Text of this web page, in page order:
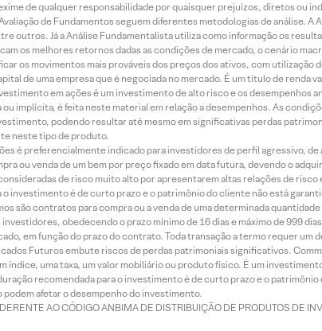
de qualquer responsabilidade por quaisquer prejuízos, diretos ou
Avaliação de Fundamentos seguem diferentes metodologias de
outros. Já a Análise Fundamentalista utiliza como informação os
os melhores retornos dadas as condições de mercado, o cenário
os movimentos mais prováveis dos preços dos ativos, com utilização
de uma empresa que é negociada no mercado. É um título de
em ações é um investimento de alto risco e os
ou implícita, é feita neste material em relação a desempenhos. As
podendo resultar até mesmo em significativas perdas
neste tipo de produto.
é preferencialmente indicado para investidores de perfil agressivo,
ou venda de um bem por preço fixado em data futura, devendo o
de risco muito alto por apresentarem altas relações de
o investimento é de curto prazo e o patrimônio do cliente não está
são contratos para compra ou a venda de uma determinada
obedecendo o prazo mínimo de 16 dias e máximo de 999
em função do prazo do contrato. Toda transação a termo requer
Futuros embute riscos de perdas patrimoniais significativos.
índice, uma taxa, um valor mobiliário ou produto físico. É um
recomendada para o investimento é de curto prazo e o
afetar o desempenho do investimento.
AO CÓDIGO ANBIMA DE DISTRIBUIÇÃO DE PRODUTOS DE